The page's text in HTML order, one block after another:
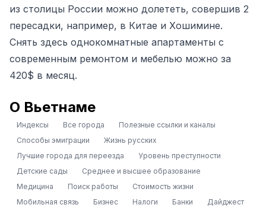
из столицы России можно долететь, совершив 2
пересадки, например, в Китае и Хошимине.
Снять здесь однокомнатные апартаменты с
современным ремонтом и мебелью можно за
420$ в месяц.
О Вьетнаме
Индексы Все города
Полезные ссылки и каналы
Способы эмиграции
Жизнь русских
Лучшие города для переезда
Уровень преступности
Детские сады
Среднее и высшее образование
Медицина
Поиск работы
Стоимость жизни
Мобильная связь
Бизнес Налоги Банки Дайджест